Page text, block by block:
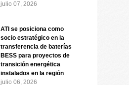
julio 07, 2026
ATI se posiciona como
socio estratégico en la
transferencia de baterías
BESS para proyectos de
transición energética
instalados en la región
julio 06, 2026